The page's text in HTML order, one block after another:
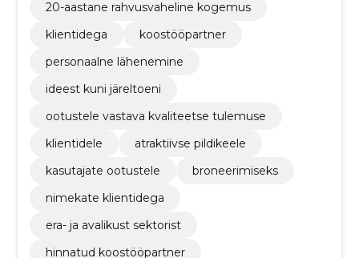
20-aastane rahvusvaheline kogemus
klientidega
koostööpartner
personaalne lähenemine
ideest kuni järeltoeni
ootustele vastava kvaliteetse tulemuse
klientidele
atraktiivse pildikeele
kasutajate ootustele
broneerimiseks
nimekate klientidega
era- ja avalikust sektorist
hinnatud koostööpartner